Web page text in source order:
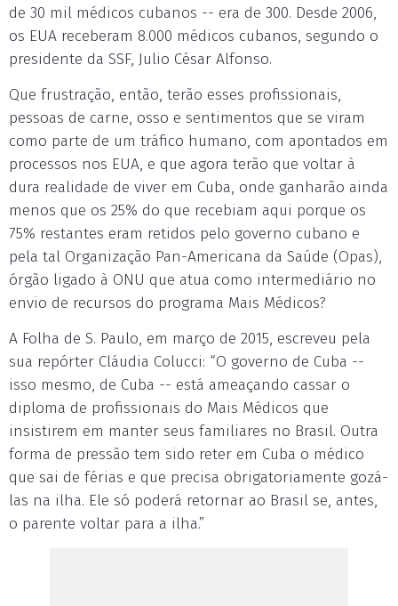
de 30 mil médicos cubanos -- era de 300. Desde 2006,
os EUA receberam 8.000 médicos cubanos, segundo o
presidente da SSF, Julio César Alfonso.
Que frustração, então, terão esses profissionais,
pessoas de carne, osso e sentimentos que se viram
como parte de um tráfico humano, com apontados em
processos nos EUA, e que agora terão que voltar à
dura realidade de viver em Cuba, onde ganharão ainda
menos que os 25% do que recebiam aqui porque os
75% restantes eram retidos pelo governo cubano e
pela tal Organização Pan-Americana da Saúde (Opas),
órgão ligado à ONU que atua como intermediário no
envio de recursos do programa Mais Médicos?
A Folha de S. Paulo, em março de 2015, escreveu pela
sua repórter Cláudia Colucci: “O governo de Cuba --
isso mesmo, de Cuba -- está ameaçando cassar o
diploma de profissionais do Mais Médicos que
insistirem em manter seus familiares no Brasil. Outra
forma de pressão tem sido reter em Cuba o médico
que sai de férias e que precisa obrigatoriamente gozá-
las na ilha. Ele só poderá retornar ao Brasil se, antes,
o parente voltar para a ilha.”